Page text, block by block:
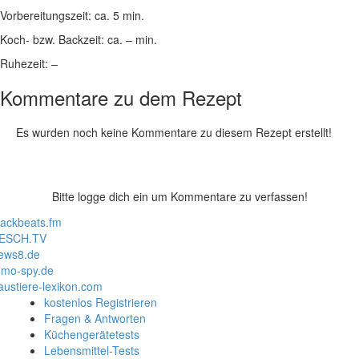
Vorbereitungszeit: ca. 5 min.
Koch- bzw. Backzeit: ca. – min.
Ruhezeit: –
Kommentare zu dem Rezept
Es wurden noch keine Kommentare zu diesem Rezept erstellt!
Bitte logge dich ein um Kommentare zu verfassen!
spy.de
lexikon.com
kostenlos Registrieren
Fragen & Antworten
Küchengerätetests
Lebensmittel-Tests